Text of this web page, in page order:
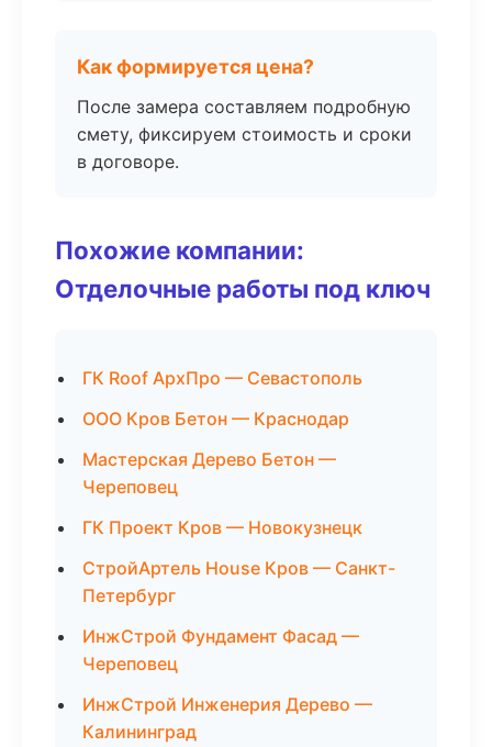
Как формируется цена?
После замера составляем подробную
смету, фиксируем стоимость и сроки
в договоре.
Похожие компании:
Отделочные работы под ключ
ГК Roof АрхПро — Севастополь
ООО Кров Бетон — Краснодар
Мастерская Дерево Бетон —
Череповец
ГК Проект Кров — Новокузнецк
СтройАртель House Кров — Санкт-
Петербург
ИнжСтрой Фундамент Фасад —
Череповец
ИнжСтрой Инженерия Дерево —
Калининград